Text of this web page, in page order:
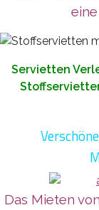
Servietten
Das Mieten